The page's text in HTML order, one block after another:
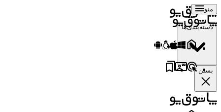
منو
دسته‌بندی‌ها
بستن